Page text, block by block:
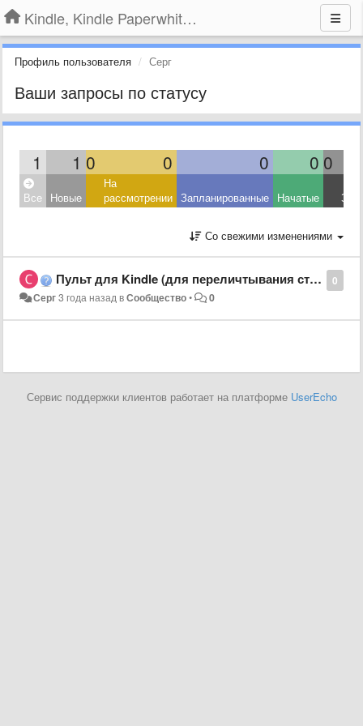
Kindle, Kindle Paperwhite, Kindle Voyage
Профиль пользователя Серг
Ваши запросы по статусу
1 1 0 0 0 0 0
Все Новые
На
рассмотрении Запланированные Начатые
Со свежими изменениями
0
Пульт для Kindle (для переличтывания страниц)
Серг3 года назадвСообщество• 0
Сервис поддержки клиентов работает на платформе UserEcho